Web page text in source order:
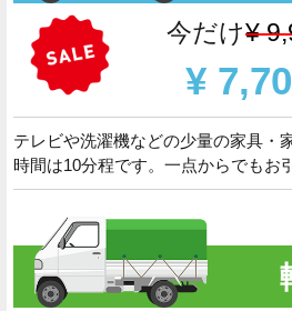
今だけ¥
¥
テレビや洗濯機などの少量の家具・
時間は10分程です。一点からでもお